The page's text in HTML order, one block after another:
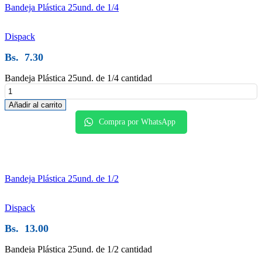
Bandeja Plástica 25und. de 1/4
Dispack
Bs. 7.30
Bandeja Plástica 25und. de 1/4 cantidad
Añadir al carrito
Compra por WhatsApp
Bandeja Plástica 25und. de 1/2
Dispack
Bs. 13.00
Bandeja Plástica 25und. de 1/2 cantidad